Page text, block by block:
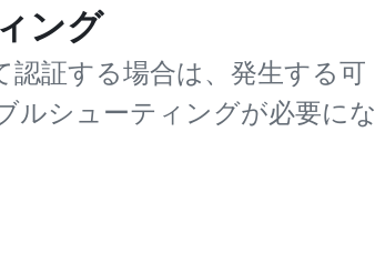
ング
証する場合は、発生する可
ルシューティングが必要にな